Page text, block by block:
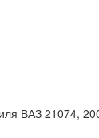
ВАЗ 21074,